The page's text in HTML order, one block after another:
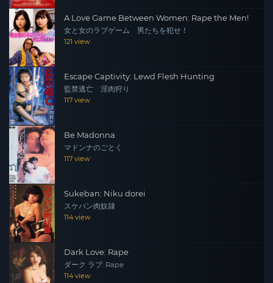
A Love Game Between Women: Rape the Men!
女と女のラブゲーム 男たちを犯せ！
121 view
Escape Captivity: Lewd Flesh Hunting
監禁逃亡 淫肉狩り
117 view
Be Madonna
マドンナのごとく
117 view
Sukeban: Niku dorei
スケバン肉奴隷
114 view
Dark Love: Rape
ダーク ラブ: Rape
114 view